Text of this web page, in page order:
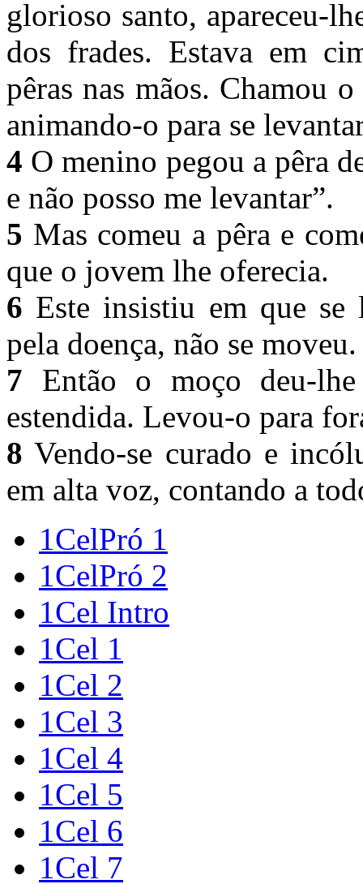
glorioso santo, apareceu-
dos frades. Estava em
pêras nas mãos. Chamou
animando-o para se
4 O menino pegou a pêra
e não posso me levantar”.
5 Mas comeu a pêra e
que o jovem lhe oferecia.
6 Este insistiu em que se
pela doença, não se
7 Então o moço deu-
estendida. Levou-o para
8 Vendo-se curado e
em alta voz, contando a
1CelPró 1
1CelPró 2
1Cel Intro
1Cel 1
1Cel 2
1Cel 3
1Cel 4
1Cel 5
1Cel 6
1Cel 7